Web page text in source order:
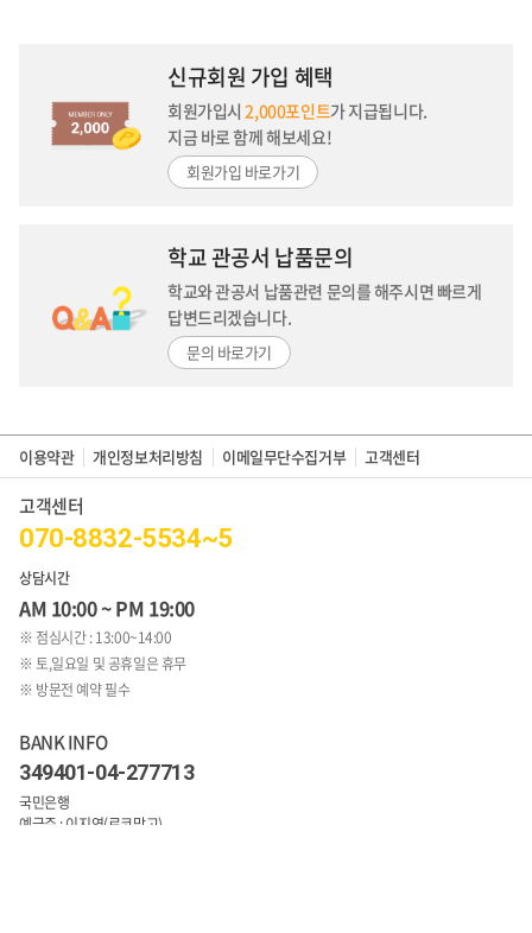
신규회원 가입 혜택
회원가입시2,000포인트가 지급됩니다.
지금 바로 함께 해보세요!
회원가입 바로가기
학교 관공서 납품문의
학교와 관공서 납품관련 문의를 해주시면 빠르게
답변드리겠습니다.
문의 바로가기
이용약관 개인정보처리방침 이메일무단수집거부 고객센터
고객센터
070-8832-5534~5
상담시간
AM 10:00 ~ PM 19:00
※ 점심시간 : 13:00~14:00
※ 토,일요일 및 공휴일은 휴무
※ 방문전 예약 필수
BANK INFO
349401-04-277713
국민은행
예금주 : 이지연(로코망고)